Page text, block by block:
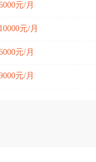
元/月
元/月
元/月
元/月